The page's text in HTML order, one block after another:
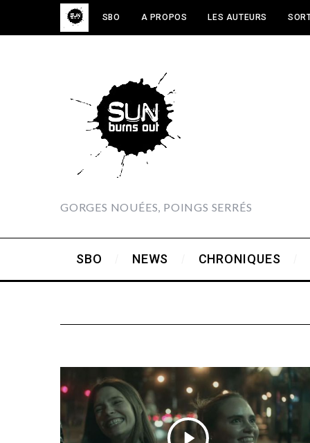
SBO A PROPOS LES AUTEURS
GORGES NOUÉES, POINGS SERRÉS
SBO NEWS CHRONIQUES